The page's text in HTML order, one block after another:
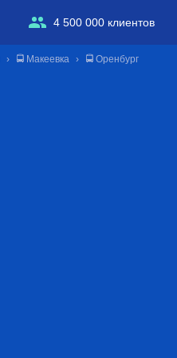
4 500 000 клиентов
🚍 Макеевка 🚍 Оренбург